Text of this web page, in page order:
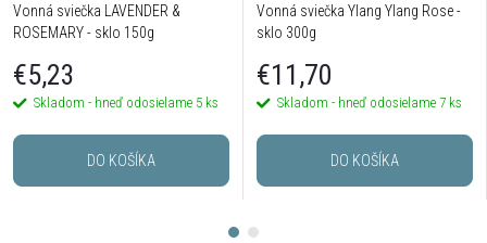
Vonná sviečka LAVENDER &
ROSEMARY - sklo 150g
€5,23
Skladom - hneď odosielame 5 ks
DO KOŠÍKA
Vonná sviečka Ylang Ylang Rose -
sklo 300g
€11,70
Skladom - hneď odosielame 7 ks
DO KOŠÍKA